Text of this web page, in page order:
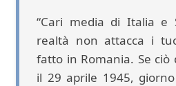
“Cari media di Italia e
realtà non attacca i
fatto in Romania. Se ciò
il 29 aprile 1945,